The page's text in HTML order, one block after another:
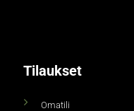
Tilaukset
Omatili